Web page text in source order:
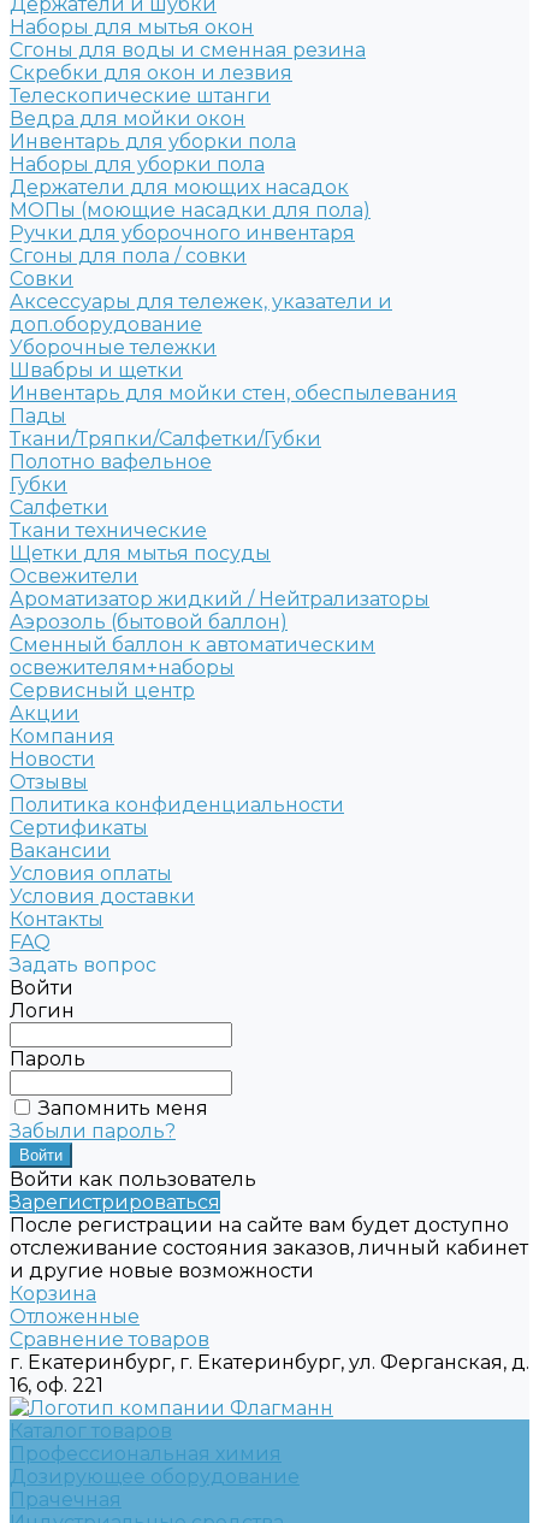
Наборы для мытья окон
Сгоны для воды и сменная резина
Скребки для окон и лезвия
Телескопические штанги
Ведра для мойки окон
Инвентарь для уборки пола
Наборы для уборки пола
Держатели для моющих насадок
МОПы (моющие насадки для пола)
Ручки для уборочного инвентаря
Сгоны для пола / совки
Совки
Аксессуары для тележек, указатели и
доп.оборудование
Уборочные тележки
Швабры и щетки
Инвентарь для мойки стен, обеспылевания
Пады
Ткани/Тряпки/Салфетки/Губки
Полотно вафельное
Губки
Салфетки
Ткани технические
Щетки для мытья посуды
Освежители
Ароматизатор жидкий / Нейтрализаторы
Аэрозоль (бытовой баллон)
Сменный баллон к автоматическим
освежителям+наборы
Сервисный центр
Акции
Компания
Новости
Отзывы
Политика конфиденциальности
Сертификаты
Вакансии
Условия оплаты
Условия доставки
Контакты
FAQ
Задать вопрос
Войти
Логин
Пароль
Запомнить меня
Забыли пароль?
Войти как пользователь
Зарегистрироваться
После регистрации на сайте вам будет доступно
отслеживание состояния заказов, личный кабинет
и другие новые возможности
Корзина
Отложенные
Сравнение товаров
г. Екатеринбург, г. Екатеринбург, ул. Ферганская, д.
16, оф. 221
Каталог товаров
Профессиональная химия
Дозирующее оборудование
Прачечная